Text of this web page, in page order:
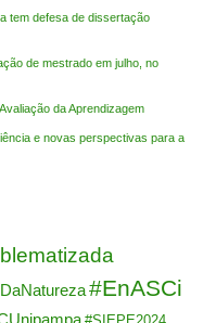
tem defesa de dissertação
de mestrado em julho, no
da Aprendizagem
e novas perspectivas para a
#EnASCi